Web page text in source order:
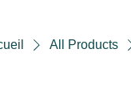
All Products